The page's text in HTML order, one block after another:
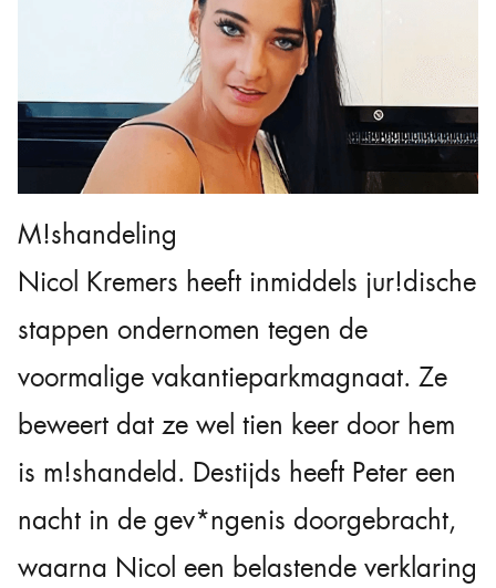
M!shandeling
Nicol Kremers heeft inmiddels jur!dische
stappen ondernomen tegen de
voormalige vakantieparkmagnaat. Ze
beweert dat ze wel tien keer door hem
is m!shandeld. Destijds heeft Peter een
nacht in de gev*ngenis doorgebracht,
waarna Nicol een belastende verklaring